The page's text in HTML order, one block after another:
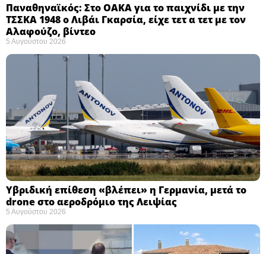
Παναθηναϊκός: Στο ΟΑΚΑ για το παιχνίδι με την
ΤΣΣΚΑ 1948 ο Λιβάι Γκαρσία, είχε τετ α τετ με τον
Αλαφούζο, βίντεο
5 Αυγούστου 2026
Υβριδική επίθεση «βλέπει» η Γερμανία, μετά το
drone στο αεροδρόμιο της Λειψίας
5 Αυγούστου 2026